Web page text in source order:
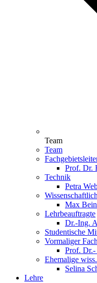
Team
Team
Prof. Dr.
Technik
Petra
Max
Lehrbeauftragte
Dr.-Ing.
Studentische
Vormaliger
Prof.
Ehemalige
Selina
Lehre